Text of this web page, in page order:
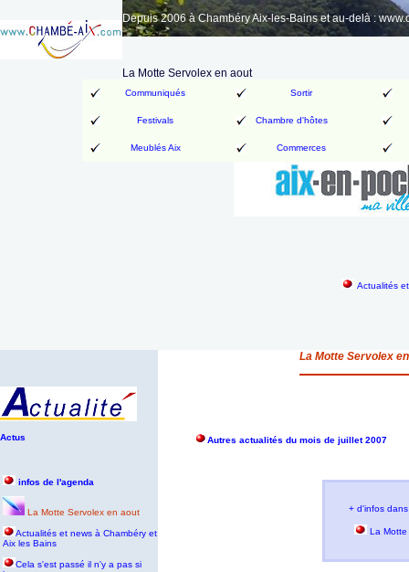
Depuis 2006 à Chambéry Aix-les-Bains et au-delà :
La Motte Servolex en aout
Communiqués Sortir
Festivals Chambre d'hôtes
Meublés Aix Commerces
Actualités
La Motte Servolex
Actus Autres actualités du mois de juillet 2007
infos de l'agenda
La Motte Servolex en aout
Actualités et news à Chambéry et
Aix les Bains
Cela s'est passé il n'y a pas si
+ d'infos
La Motte